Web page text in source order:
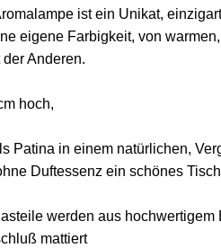
ist ein Unikat,
eigene Farbigkeit, von
Anderen.
hoch,
Patina in einem natürlichen,
Duftessenz ein schönes
werden aus
mattiert